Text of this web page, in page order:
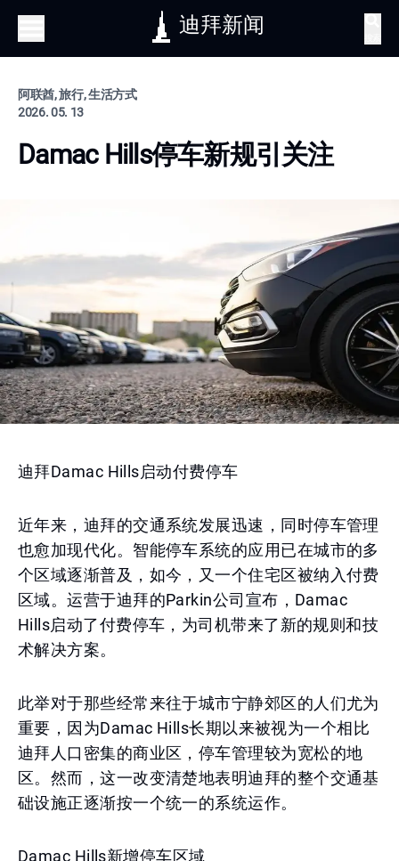
迪拜新闻
阿联酋, 旅行, 生活方式
2026. 05. 13
Damac Hills停车新规引关注
迪拜Damac Hills启动付费停车
近年来，迪拜的交通系统发展迅速，同时停车管理
也愈加现代化。智能停车系统的应用已在城市的多
个区域逐渐普及，如今，又一个住宅区被纳入付费
区域。运营于迪拜的Parkin公司宣布，Damac
Hills启动了付费停车，为司机带来了新的规则和技
术解决方案。
此举对于那些经常来往于城市宁静郊区的人们尤为
重要，因为Damac Hills长期以来被视为一个相比
迪拜人口密集的商业区，停车管理较为宽松的地
区。然而，这一改变清楚地表明迪拜的整个交通基
础设施正逐渐按一个统一的系统运作。
Damac Hills新增停车区域